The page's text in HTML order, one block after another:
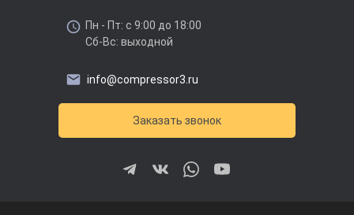
Пн - Пт: с 9:00 до 18:00
Сб-Вс: выходной
info@compressor3.ru
Заказать звонок